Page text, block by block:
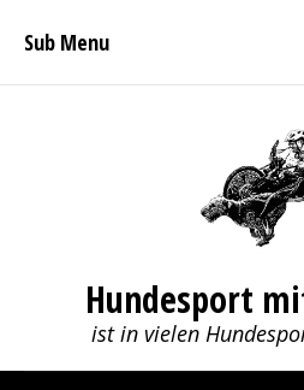
Sub Menu
Hundesport
ist in vielen